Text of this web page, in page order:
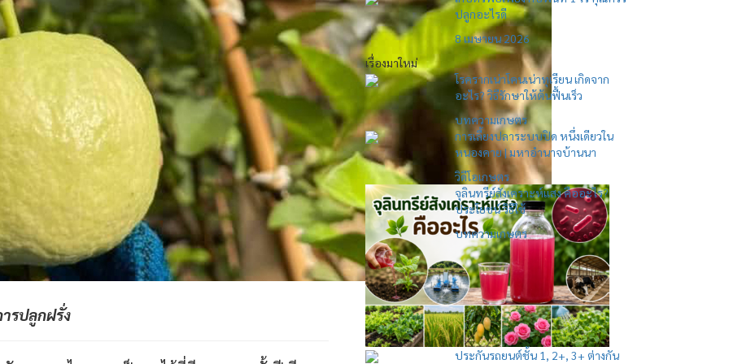
รปลูกฝรั่ง
ปลูกอะไรดี
8 เมษายน 2026
เรื่องมาใหม่
โรครากเน่าโคนเน่าทุเรียน เกิดจาก
อะไร? วิธีรักษาให้ต้นฟื้นเร็ว
บทความเกษตร
การเลี้ยงปลาระบบปิด หนึ่งเดียวใน
หนองคาย | มหาอำนาจบ้านนา
วิดีโอเกษตร
จุลินทรีย์สังเคราะห์แสง คืออะไร?
ประโยชน์ วิธีใช้
บทความเกษตร
ประกันรถยนต์ชั้น 1, 2+, 3+ ต่างกัน